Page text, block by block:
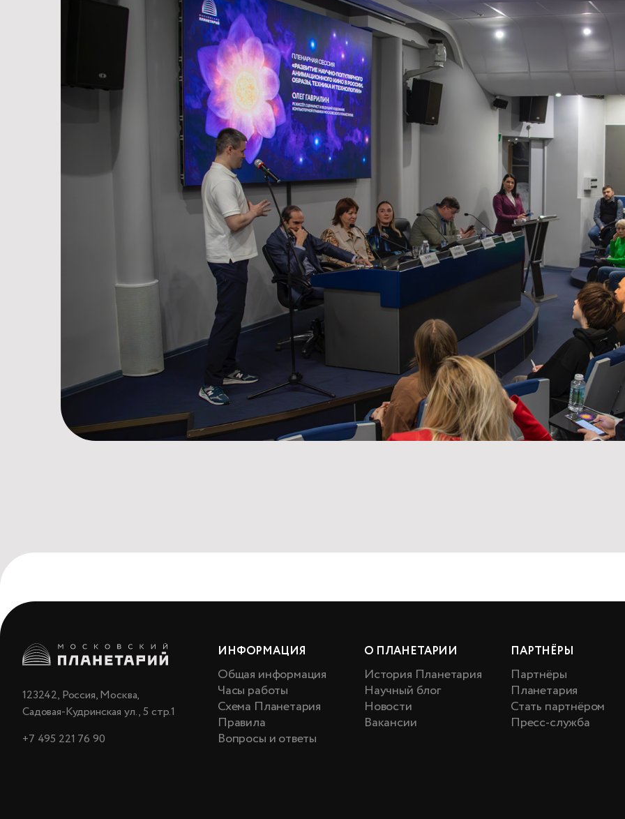
123242, Россия, Москва,
Садовая-Кудринская ул., 5 стр.1
+7 495 221 76 90
ИНФОРМАЦИЯ
Общая информация
Часы работы
Схема Планетария
Правила
Вопросы и ответы
О ПЛАНЕТАРИИ
История Планетария
Научный блог
Новости
Вакансии
ПАРТНЁРЫ
Партнёры
Планетария
Стать партнёром
Пресс-служба